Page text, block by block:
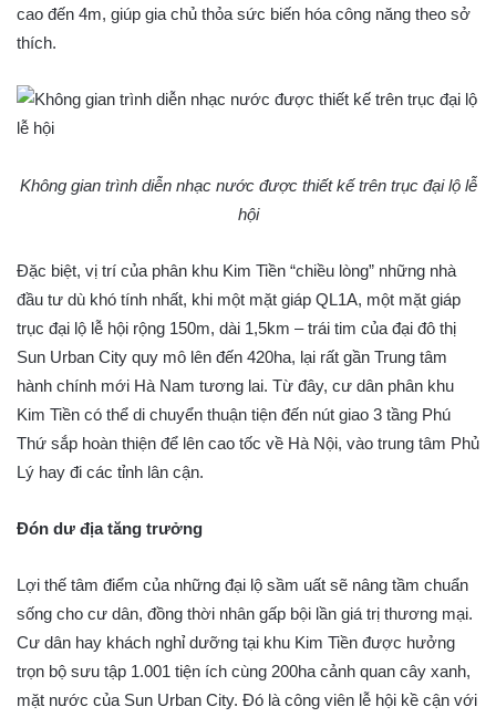
cao đến 4m, giúp gia chủ thỏa sức biến hóa công năng theo sở
thích.
Không gian trình diễn nhạc nước được thiết kế trên trục đại lộ lễ
hội
Đặc biệt, vị trí của phân khu Kim Tiền “chiều lòng” những nhà
đầu tư dù khó tính nhất, khi một mặt giáp QL1A, một mặt giáp
trục đại lộ lễ hội rộng 150m, dài 1,5km – trái tim của đại đô thị
Sun Urban City quy mô lên đến 420ha, lại rất gần Trung tâm
hành chính mới Hà Nam tương lai. Từ đây, cư dân phân khu
Kim Tiền có thể di chuyển thuận tiện đến nút giao 3 tầng Phú
Thứ sắp hoàn thiện để lên cao tốc về Hà Nội, vào trung tâm Phủ
Lý hay đi các tỉnh lân cận.
Đón dư địa tăng trưởng
Lợi thế tâm điểm của những đại lộ sầm uất sẽ nâng tầm chuẩn
sống cho cư dân, đồng thời nhân gấp bội lần giá trị thương mại.
Cư dân hay khách nghỉ dưỡng tại khu Kim Tiền được hưởng
trọn bộ sưu tập 1.001 tiện ích cùng 200ha cảnh quan cây xanh,
mặt nước của Sun Urban City. Đó là công viên lễ hội kề cận với